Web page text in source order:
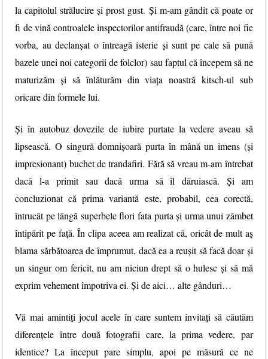
la capitolul strălucire și prost gust. Și m-am gândit că poate or
fi de vină controalele inspectorilor antifraudă (care, între noi fie
vorba, au declanșat o întreagă isterie și sunt pe cale să pună
bazele unei noi categorii de folclor) sau faptul că începem să ne
maturizăm și să înlăturăm din viața noastră kitsch-ul sub
oricare din formele lui.
Și în autobuz dovezile de iubire purtate la vedere aveau să
lipsească. O singură domnișoară purta în mână un imens (și
impresionant) buchet de trandafiri. Fără să vreau m-am întrebat
dacă l-a primit sau dacă urma să îl dăruiască. Și am
concluzionat că prima variantă este, probabil, cea corectă,
întrucât pe lângă superbele flori fata purta și urma unui zâmbet
întipărit pe față. În clipa aceea am realizat că, oricât de mult aș
blama sărbătoarea de împrumut, dacă ea a reușit să facă doar și
un singur om fericit, nu am niciun drept să o hulesc și să mă
exprim vehement împotriva ei. Și de aici… alte gânduri…
Vă mai amintiți jocul acele în care suntem invitați să căutăm
diferențele între două fotografii care, la prima vedere, par
identice? La început pare simplu, apoi pe măsură ce ne